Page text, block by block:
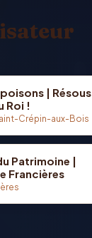
| Résous
Roi !
Crépin-aux-Bois
Patrimoine |
Francières